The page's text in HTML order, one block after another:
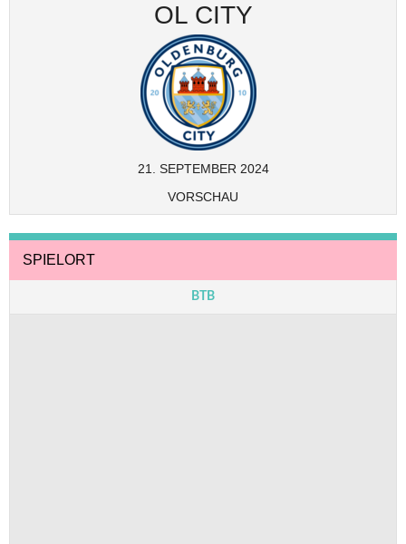
OL CITY
21. SEPTEMBER 2024
VORSCHAU
SPIELORT
BTB